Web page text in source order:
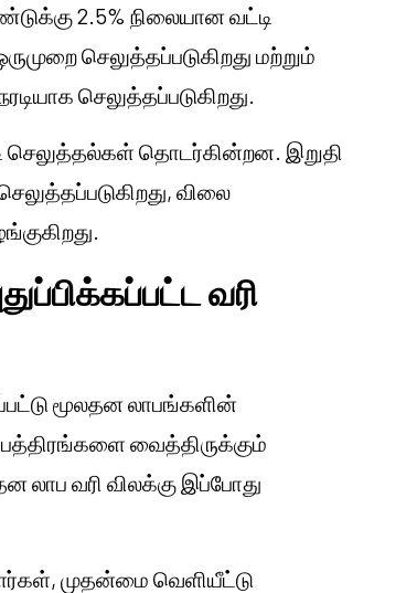
2.5% நிலையான வட்டி
செலுத்தப்படுகிறது மற்றும்
செலுத்தப்படுகிறது.
செலுத்தல்கள் தொடர்கின்றன. இறுதி
விலை
வரி
மூலதன லாபங்களின்
பத்திரங்களை வைத்திருக்கும்
லாப வரி விலக்கு இப்போது
முதன்மை வெளியீட்டு